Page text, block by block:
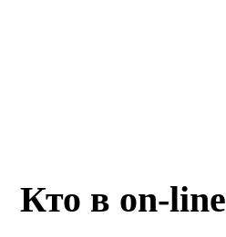
Кто в on-line